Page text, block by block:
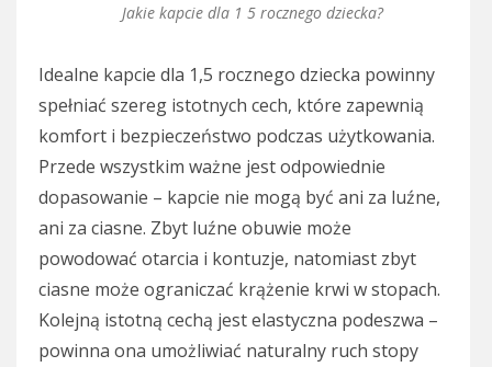
Jakie kapcie dla 1 5 rocznego dziecka?
Idealne kapcie dla 1,5 rocznego dziecka powinny
spełniać szereg istotnych cech, które zapewnią
komfort i bezpieczeństwo podczas użytkowania.
Przede wszystkim ważne jest odpowiednie
dopasowanie – kapcie nie mogą być ani za luźne,
ani za ciasne. Zbyt luźne obuwie może
powodować otarcia i kontuzje, natomiast zbyt
ciasne może ograniczać krążenie krwi w stopach.
Kolejną istotną cechą jest elastyczna podeszwa –
powinna ona umożliwiać naturalny ruch stopy